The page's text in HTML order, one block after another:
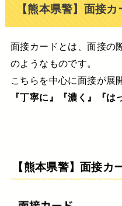
【熊本県警】面接カ
面接カードとは、面接の
のようなものです。
こちらを中心に面接が展
『丁寧に』『濃く』『は
【熊本県警】面接カ